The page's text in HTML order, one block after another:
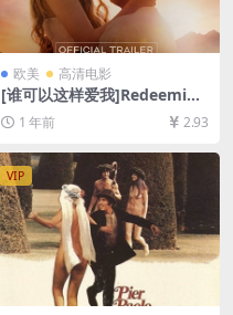
欧美 高清电影
[谁可以这样爱我]Redeeming
Love (2022)[百度网盘+夸克
网盘1080P超清未删减资源]
[网盘在线播放/下载][MP4/8.
8GB][中文字幕]
1 年前 2.93
VIP